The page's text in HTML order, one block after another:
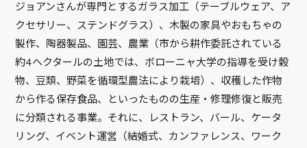
ジョアンさんが専門とするガラス加工（テーブルウェア、ア
クセサリー、ステンドグラス）、木製の家具やおもちゃの
製作、陶器製品、園芸、農業（市から耕作委託されている
約4ヘクタールの土地では、ボローニャ大学の指導を受け穀
物、豆類、野菜を循環型農法により栽培）、収穫した作物
から作る保存食品、といったものの生産・修理修復と販売
に分類される事業。それに、レストラン、バール、ケータ
リング、イベント運営（結婚式、カンファレンス、ワーク